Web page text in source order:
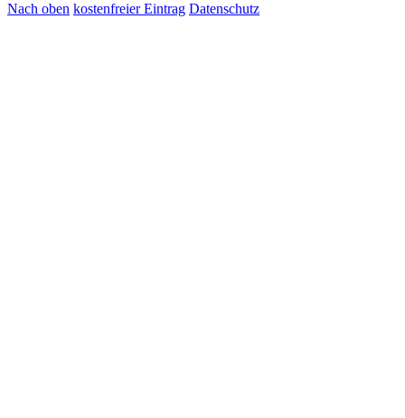
Nach oben kostenfreier Eintrag Datenschutz